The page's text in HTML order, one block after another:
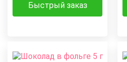
Быстрый заказ